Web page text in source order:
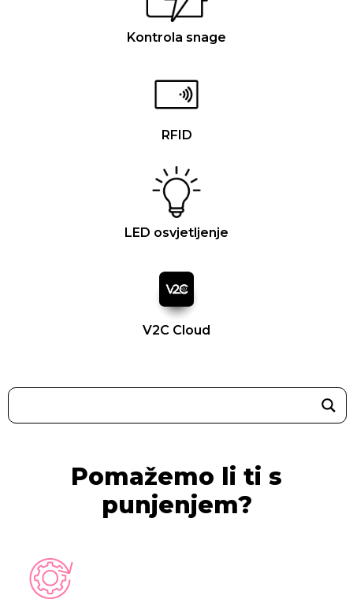
Kontrola snage
RFID
LED osvjetljenje
V2C Cloud
Pomažemo li ti s
punjenjem?